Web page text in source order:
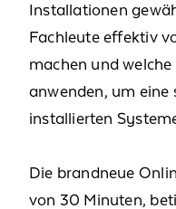
Installationen
Fachleute effektiv
machen und
anwenden, um eine
installierten
Die brandneue
von 30 Minuten,